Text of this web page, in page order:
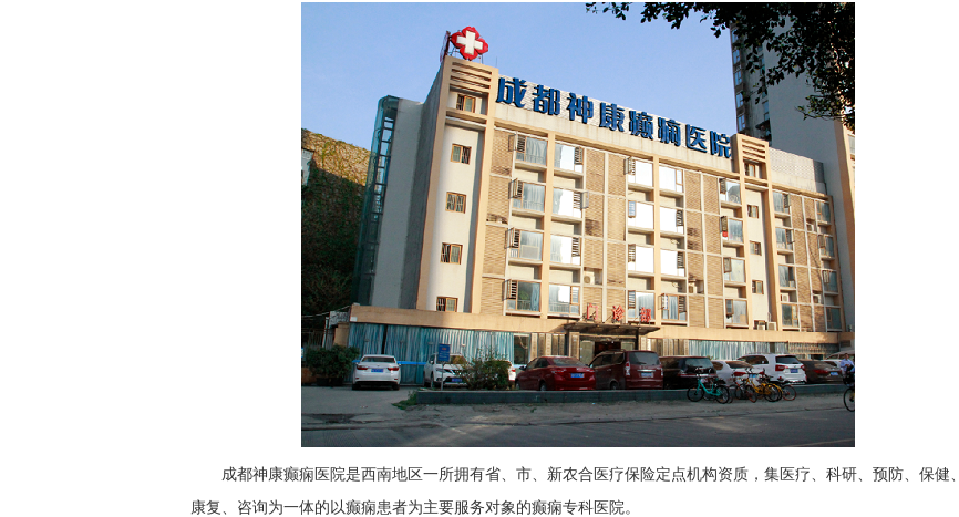
成都神康癫痫医院是西南地区一所拥有省、市、新农合医疗保险定点机构资质，集医疗、科研、预防、保健、
康复、咨询为一体的以癫痫患者为主要服务对象的癫痫专科医院。